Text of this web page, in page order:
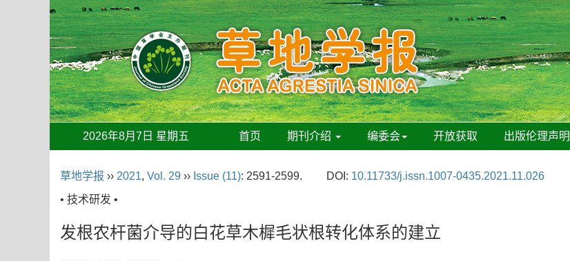
2026年8月7日 星期五 首页 期刊介绍 编委会 开放获取 出版伦理声明
草地学报 ›› 2021, Vol. 29 ›› Issue (11): 2591-2599. DOI: 10.11733/j.issn.1007-0435.2021.11.026
• 技术研发 •
发根农杆菌介导的白花草木樨毛状根转化体系的建立